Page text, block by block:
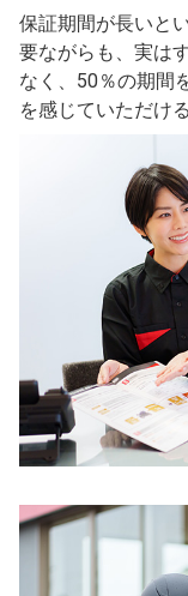
保証期間が長いと
要ながらも、実は
なく、50％の期間
を感じていただけ